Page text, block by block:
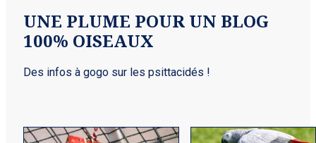
UNE PLUME POUR UN BLOG
100% OISEAUX
Des infos à gogo sur les psittacidés !